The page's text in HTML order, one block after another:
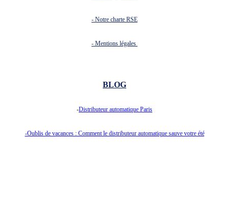
- Notre charte RSE
- Mentions légales
BLOG
-Distributeur automatique Paris
-Oublis de vacances : Comment le distributeur automatique sauve votre été